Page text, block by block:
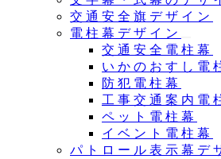
交通安全旗デザイン
電柱幕デザイン
交通安全電柱幕
いかのおすし電
防犯電柱幕
工事交通案内電
ペット電柱幕
イベント電柱幕
パトロール表示幕デ